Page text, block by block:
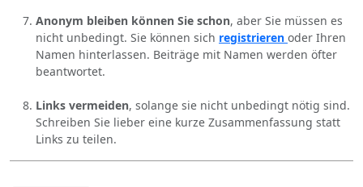
Anonym bleiben können Sie schon, aber Sie müssen es
nicht unbedingt. Sie können sich registrieren oder Ihren
Namen hinterlassen. Beiträge mit Namen werden öfter
beantwortet.
Links vermeiden, solange sie nicht unbedingt nötig sind.
Schreiben Sie lieber eine kurze Zusammenfassung statt
Links zu teilen.